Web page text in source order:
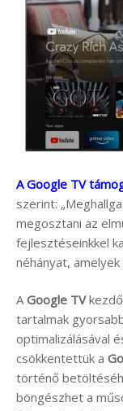
A Google TV
szerint:
megosztani az
fejlesztéseinkkel
néhányat,
AGoogle TV
tartalmak
optimalizálásával
csökkentettük a
történő
böngészhet a